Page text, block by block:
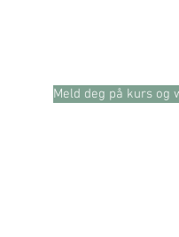
Meld deg på kurs og